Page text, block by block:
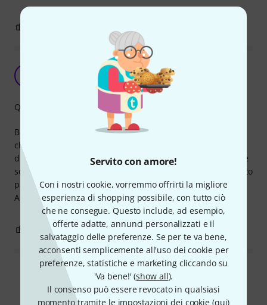
Servito con amore!
Con i nostri cookie, vorremmo offrirti la migliore
esperienza di shopping possibile, con tutto ciò
che ne consegue. Questo include, ad esempio,
offerte adatte, annunci personalizzati e il
salvataggio delle preferenze. Se per te va bene,
acconsenti semplicemente all'uso dei cookie per
preferenze, statistiche e marketing cliccando su
'Va bene!' (show all).
Il consenso può essere revocato in qualsiasi
momento tramite le impostazioni dei cookie (qui)
Ottimi cavi da prezzo imbattibile
Tom 1997 27.07.2023
Ben costruiti, molto comodi grazie ai colori sul connettore
che permettono di distinguerli facilmente, e generalmente
di buona fattura. Dopo alcuni utilizzi posso confermare che
sembrano anche schermati abbastanza bene, non ho notato
particolari rumori di fondo.
A questo prezzo, impossibile trovare di meglio!
Qualità
0 SEGNALA UN ABUSO
Leggi tutte le recensioni